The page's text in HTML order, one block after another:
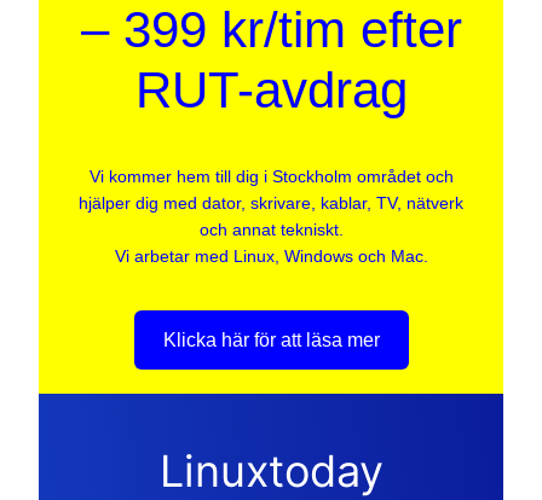
– 399 kr/tim efter
RUT-avdrag
Vi kommer hem till dig i Stockholm området och
hjälper dig med dator, skrivare, kablar, TV, nätverk
och annat tekniskt.
Vi arbetar med Linux, Windows och Mac.
Klicka här för att läsa mer
Linuxtoday